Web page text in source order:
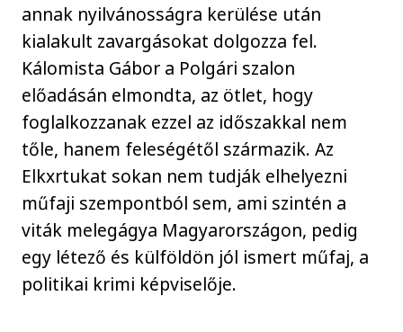
annak nyilvánosságra kerülése után
kialakult zavargásokat dolgozza fel.
Kálomista Gábor a Polgári szalon
előadásán elmondta, az ötlet, hogy
foglalkozzanak ezzel az időszakkal nem
tőle, hanem feleségétől származik. Az
Elkxrtukat sokan nem tudják elhelyezni
műfaji szempontból sem, ami szintén a
viták melegágya Magyarországon, pedig
egy létező és külföldön jól ismert műfaj, a
politikai krimi képviselője.